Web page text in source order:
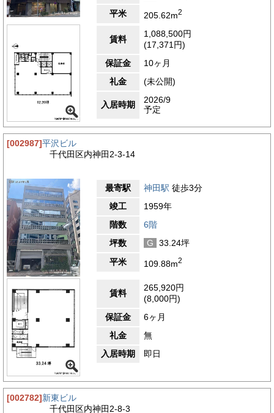
平米
205.62m2
賃料
1,088,500円
(17,371円)
保証金
10ヶ月
礼金
(未公開)
入居時期
2026/9
予定
[002987]平沢ビル
千代田区内神田2-3-14
最寄駅 神田駅 徒歩3分
竣工
1959年
階数
6階
坪数
G
33.24坪
平米
109.88m2
賃料
265,920円
(8,000円)
保証金
6ヶ月
礼金
無
入居時期
即日
[002782]新東ビル
千代田区内神田2-8-3